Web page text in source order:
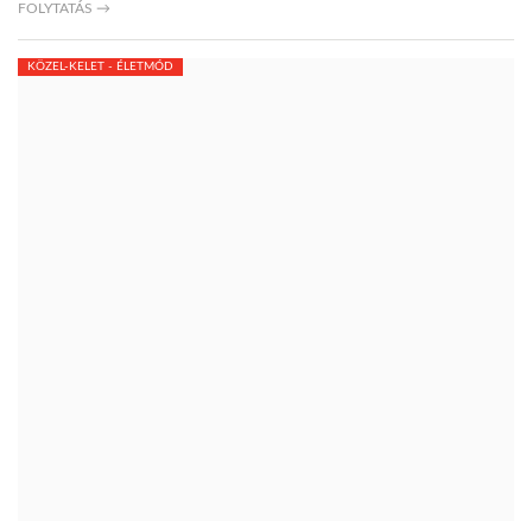
FOLYTATÁS →
KÖZEL-KELET - ÉLETMÓD